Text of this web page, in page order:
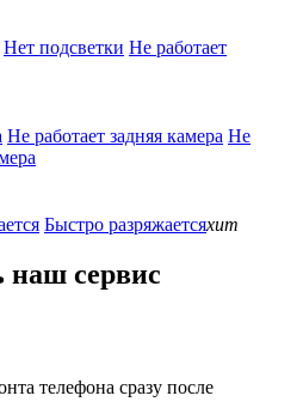
Нет подсветки Не работает
Не работает задняя камера Не
Быстро разряжаетсяхит
наш сервис
телефона сразу после